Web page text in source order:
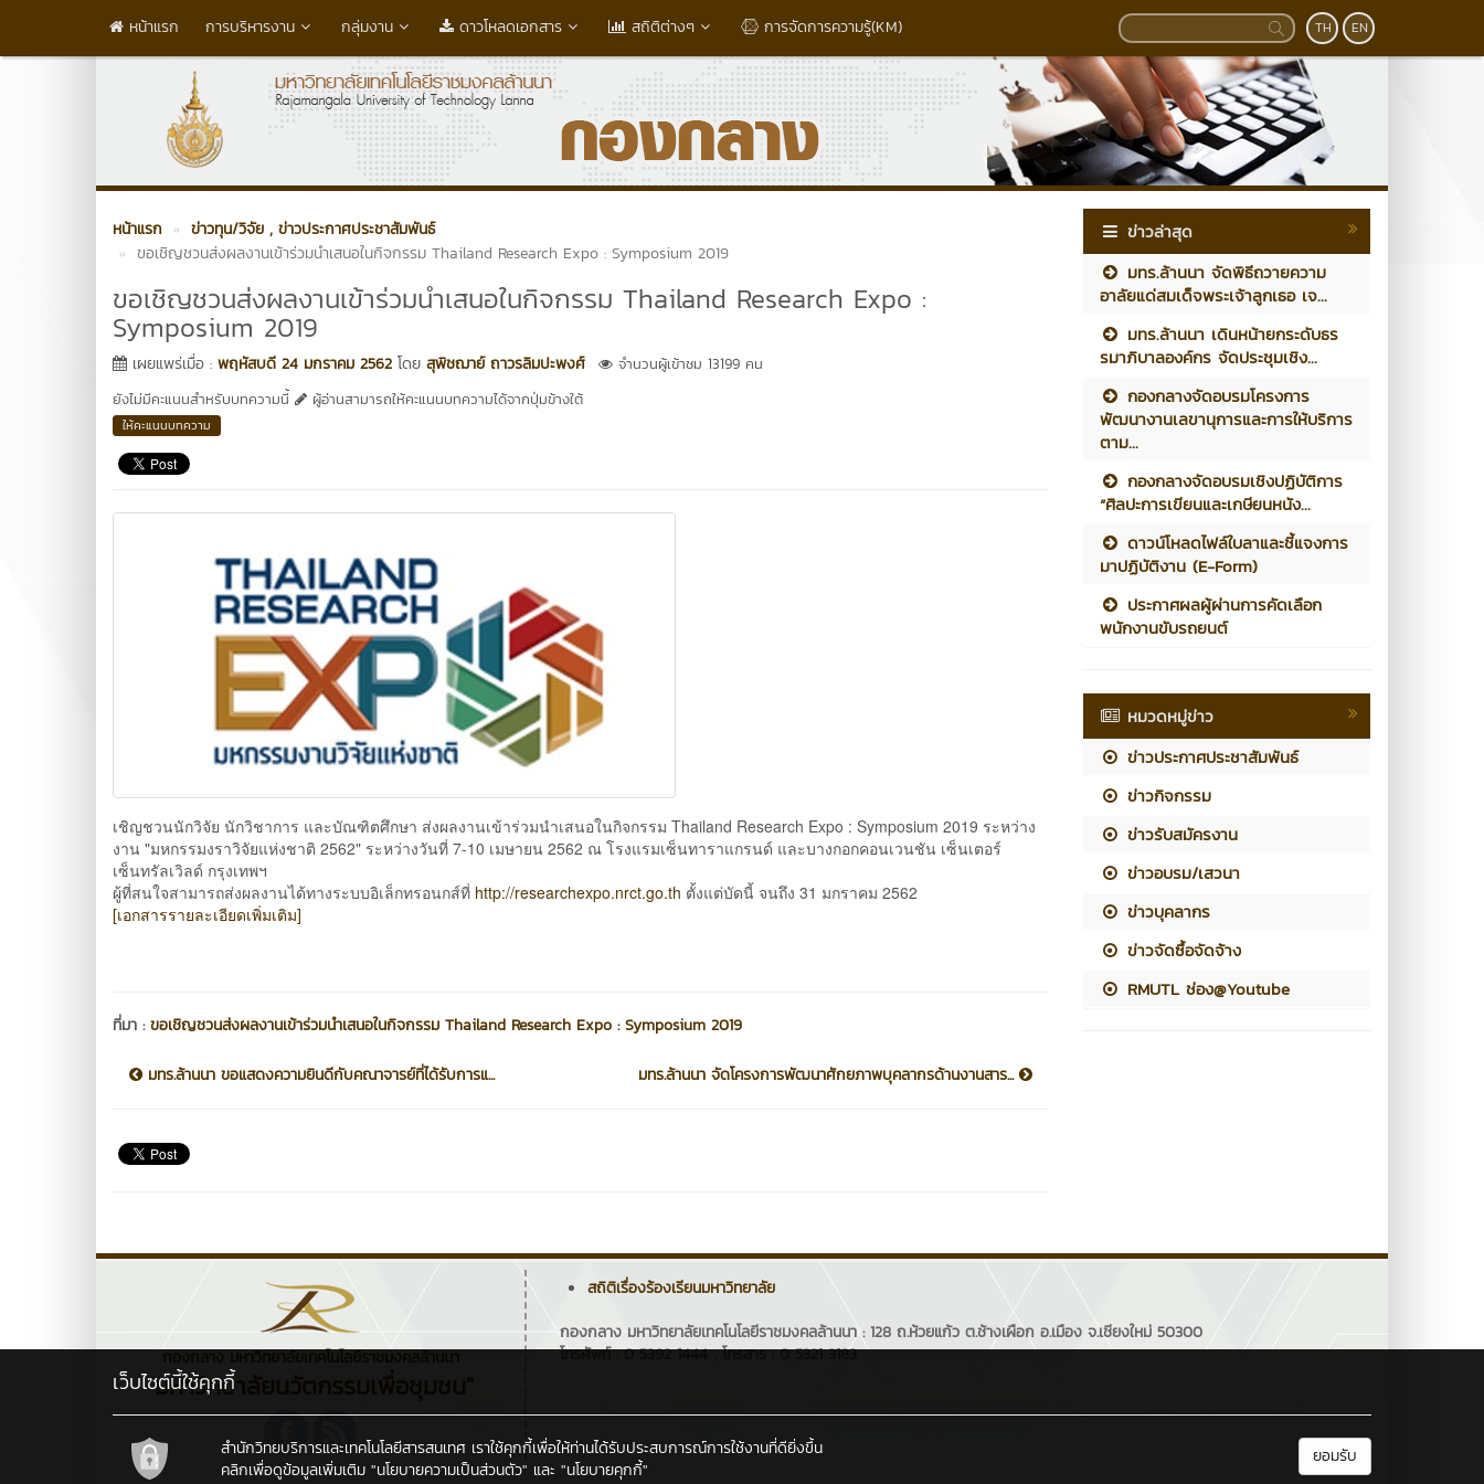
หน้าแรก การบริหารงาน กลุ่มงาน ดาวโหลดเอกสาร สถิติต่างๆ การจัดการความรู้(KM) TH EN
หน้าแรก ข่าวทุน/วิจัย , ข่าวประกาศประชาสัมพันธ์
ขอเชิญชวนส่งผลงานเข้าร่วมนำเสนอในกิจกรรม Thailand Research Expo : Symposium 2019
ขอเชิญชวนส่งผลงานเข้าร่วมนำเสนอในกิจกรรม Thailand Research Expo :
Symposium 2019
เผยแพร่เมื่อ : พฤหัสบดี 24 มกราคม 2562 โดย สุพิชฌาย์ ถาวรลิมปะพงศ์
จำนวนผู้เข้าชม 13199 คน
ยังไม่มีคะแนนสำหรับบทความนี้
ผู้อ่านสามารถให้คะแนนบทความได้จากปุ่มข้างใต้
ให้คะแนนบทความ
เชิญชวนนักวิจัย นักวิชาการ และบัณฑิตศึกษา ส่งผลงานเข้าร่วมนำเสนอในกิจกรรม Thailand Research Expo : Symposium 2019 ระหว่าง
งาน "มหกรรมงราวิจัยแห่งชาติ 2562" ระหว่างวันที่ 7-10 เมษายน 2562 ณ โรงแรมเซ็นทาราแกรนด์ และบางกอกคอนเวนชัน เซ็นเตอร์
เซ็นทรัลเวิลด์ กรุงเทพฯ
ผู้ที่สนใจสามารถส่งผลงานได้ทางระบบอิเล็กทรอนกส์ที่ http://researchexpo.nrct.go.th ตั้งแต่บัดนี้ จนถึง 31 มกราคม 2562
[เอกสารรายละเอียดเพิ่มเติม]
ที่มา :ขอเชิญชวนส่งผลงานเข้าร่วมนำเสนอในกิจกรรม Thailand Research Expo : Symposium 2019
มทร.ล้านนา ขอแสดงความยินดีกับคณาจารย์ที่ได้รับการแ... มทร.ล้านนา จัดโครงการพัฒนาศักยภาพบุคลากรด้านงานสาร...
ข่าวล่าสุด
มทร.ล้านนา จัดพิธีถวายความ
อาลัยแด่สมเด็จพระเจ้าลูกเธอ เจ...
มทร.ล้านนา เดินหน้ายกระดับธร
รมาภิบาลองค์กร จัดประชุมเชิง...
กองกลางจัดอบรมโครงการ
พัฒนางานเลขานุการและการให้บริการ
ตาม...
กองกลางจัดอบรมเชิงปฏิบัติการ
“ศิลปะการเขียนและเกษียนหนัง...
ดาวน์โหลดไฟล์ใบลาและชี้แจงการ
มาปฏิบัติงาน (E-Form)
ประกาศผลผู้ผ่านการคัดเลือก
พนักงานขับรถยนต์
หมวดหมู่ข่าว
ข่าวประกาศประชาสัมพันธ์
ข่าวกิจกรรม
ข่าวรับสมัครงาน
ข่าวอบรม/เสวนา
ข่าวบุคลากร
ข่าวจัดซื้อจัดจ้าง
RMUTL ช่อง@Youtube
กองกลาง มหาวิทยาลัยเทคโนโลยีราชมงคลล้านนา
"มหาวิทยาลัยนวัตกรรมเพื่อชุมชน"
สถิติเรื่องร้องเรียนมหาวิทยาลัย
กองกลาง มหาวิทยาลัยเทคโนโลยีราชมงคลล้านนา : 128 ถ.ห้วยแก้ว ต.ช้างเผือก อ.เมือง จ.เชียงใหม่ 50300
โทรศัพท์ : 0 5392 1444 , โทรสาร : 0 5321 3183
เว็บไซต์นี้ใช้คุกกี้
สำนักวิทยบริการและเทคโนโลยีสารสนเทศ เราใช้คุกกี้เพื่อให้ท่านได้รับประสบการณ์การใช้งานที่ดียิ่งขึ้น
คลิกเพื่อดูข้อมูลเพิ่มเติม "นโยบายความเป็นส่วนตัว" และ "นโยบายคุกกี้"
ยอมรับ